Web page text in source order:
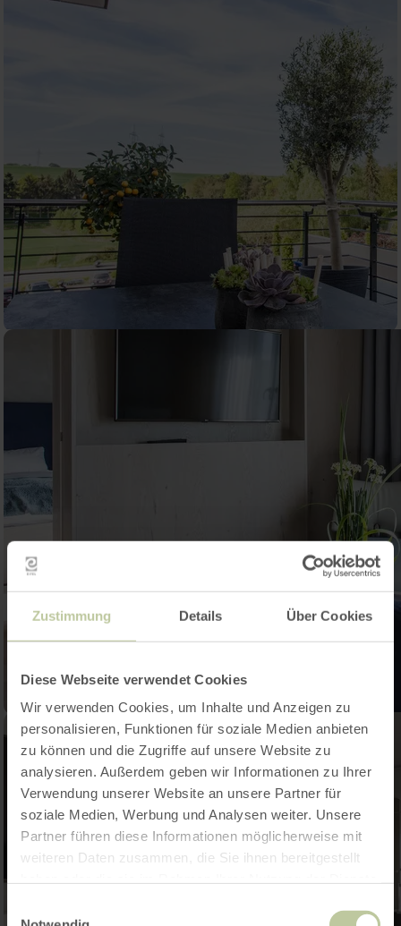
Zustimmung Details Über Cookies
Diese Webseite verwendet Cookies
Wir verwenden Cookies, um Inhalte und Anzeigen zu
personalisieren, Funktionen für soziale Medien anbieten
zu können und die Zugriffe auf unsere Website zu
analysieren. Außerdem geben wir Informationen zu Ihrer
Verwendung unserer Website an unsere Partner für
soziale Medien, Werbung und Analysen weiter. Unsere
Partner führen diese Informationen möglicherweise mit
weiteren Daten zusammen, die Sie ihnen bereitgestellt